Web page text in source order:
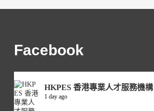
Facebook
HKPES 香港專業人才服務機構
1 day ago